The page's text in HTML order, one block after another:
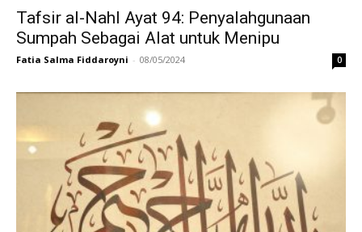
Tafsir al-Nahl Ayat 94: Penyalahgunaan
Sumpah Sebagai Alat untuk Menipu
Fatia Salma Fiddaroyni - 08/05/2024 0